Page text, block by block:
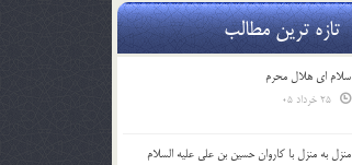
تازه ترین مطالب
سلام ای هلال محرم
منزل به منزل با کاروان حسین بن علی علیه السلام